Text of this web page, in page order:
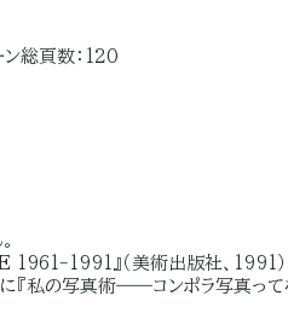
ン総頁数：120
1991』（美術出版社、1991）、
『私の写真術――コンポラ写真って